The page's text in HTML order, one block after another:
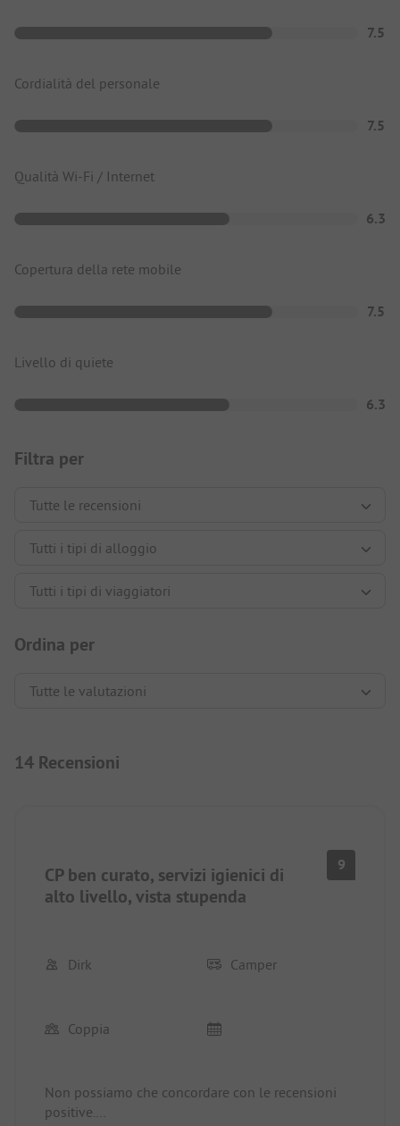
7.5
Cordialità del personale
7.5
Qualità Wi-Fi / Internet
6.3
Copertura della rete mobile
7.5
Livello di quiete
6.3
Filtra per
Ordina per
14 Recensioni
CP ben curato, servizi igienici di
alto livello, vista stupenda
9
Dirk Camper
Coppia
Non possiamo che concordare con le recensioni
positive.